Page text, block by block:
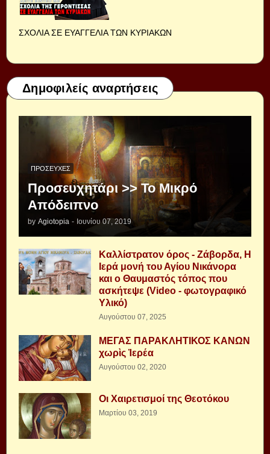
ΣΧΟΛΙΑ ΣΕ ΕΥΑΓΓΕΛΙΑ ΤΩΝ ΚΥΡΙΑΚΩΝ
Δημοφιλείς αναρτήσεις
ΠΡΟΣΕΥΧΈΣ
Προσευχητάρι >> Το Μικρό
Απόδειπνο
by Agiotopia - Ιουνίου 07, 2019
Καλλίστρατον όρος - Ζάβορδα, Η
Ιερά μονή του Αγίου Νικάνορα
και ο Θαυμαστός τόπος που
ασκήτεψε (Video - φωτογραφικό
Υλικό)
Αυγούστου 07, 2025
ΜΕΓΑΣ ΠΑΡΑΚΛΗΤΙΚΟΣ ΚΑΝΩΝ
χωρὶς Ἱερέα
Αυγούστου 02, 2020
Οι Χαιρετισμοί της Θεοτόκου
Μαρτίου 03, 2019